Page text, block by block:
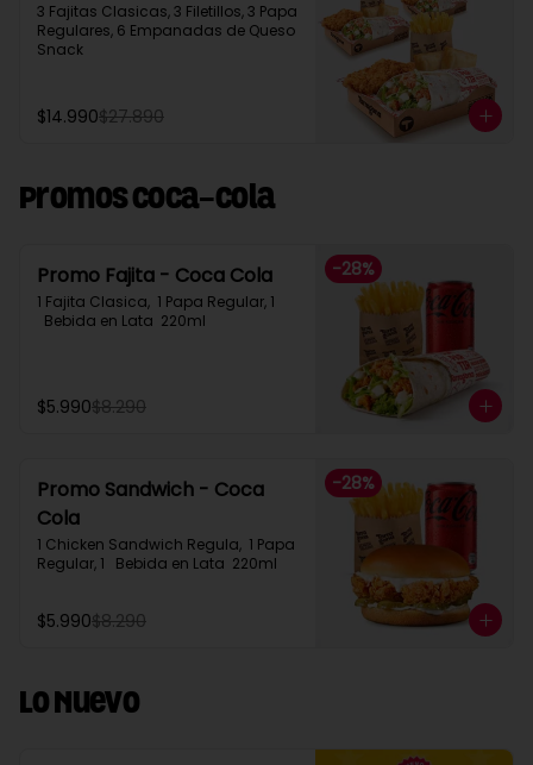
3 Fajitas Clasicas, 3 Filetillos, 3 Papa
Regulares, 6 Empanadas de Queso
Snack
$14.990$27.890
Promos Coca-Cola
-28%
Promo Fajita - Coca Cola
1 Fajita Clasica,  1 Papa Regular, 1
Bebida en Lata  220ml
$5.990$8.290
-28%
Promo Sandwich - Coca
Cola
1 Chicken Sandwich Regula,  1 Papa
Regular, 1   Bebida en Lata  220ml
$5.990$8.290
Lo Nuevo